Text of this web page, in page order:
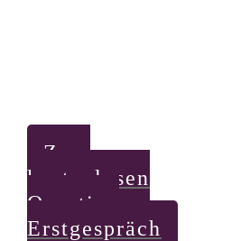
Zum
kostenlosen
Questico
Erstgespräch